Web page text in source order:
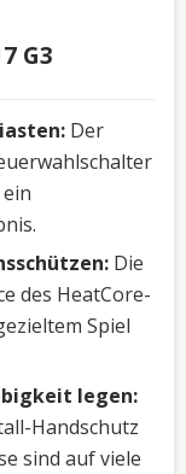
G3
Der
Die
des HeatCore-
Spiel
legen:
Handschutz
sind auf viele